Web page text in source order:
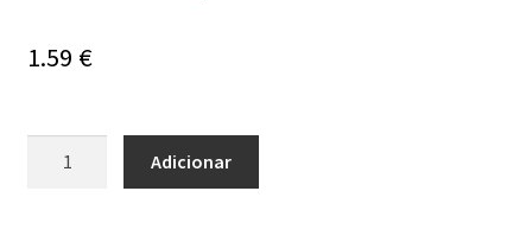
1.59 €
Adicionar